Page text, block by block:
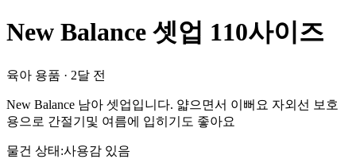
New Balance 셋업 110사이즈
육아 용품 · 2달 전
New Balance 남아 셋업입니다. 얇으면서 이뻐요 자외선 보호
용으로 간절기및 여름에 입히기도 좋아요
물건 상태 :사용감 있음